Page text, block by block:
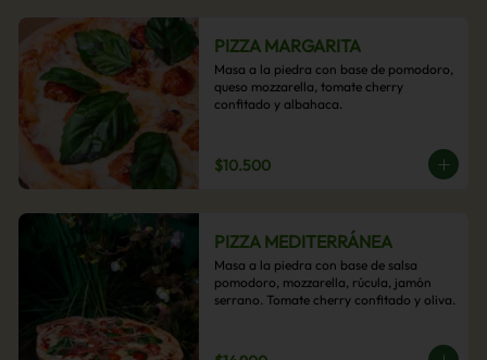
PIZZA MARGARITA
Masa a la piedra con base de pomodoro,
queso mozzarella, tomate cherry
confitado y albahaca.
$10.500
PIZZA MEDITERRÁNEA
Masa a la piedra con base de salsa
pomodoro, mozzarella, rúcula, jamón
serrano. Tomate cherry confitado y oliva.